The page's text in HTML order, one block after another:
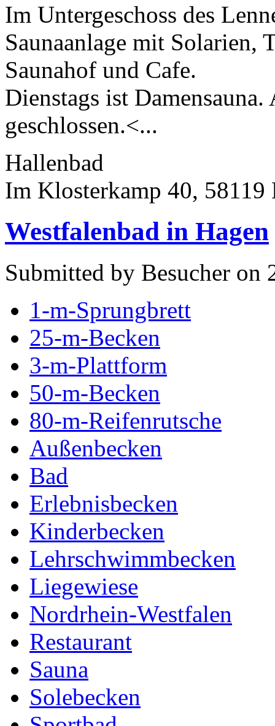
Im Untergeschoss des
Saunaanlage mit Solarien,
Saunahof und Cafe.
Dienstags ist
geschlossen.<...
Hallenbad
Im Klosterkamp 40, 58119
Westfalenbad in Hagen
Submitted by Besucher on
1-m-Sprungbrett
25-m-Becken
3-m-Plattform
50-m-Becken
80-m-Reifenrutsche
Außenbecken
Bad
Erlebnisbecken
Kinderbecken
Lehrschwimmbecken
Liegewiese
Nordrhein-Westfalen
Restaurant
Sauna
Solebecken